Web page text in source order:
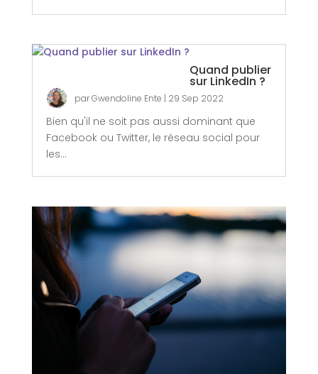
Quand publier
sur LinkedIn ?
parGwendoline Ente 29 Sep 2022
Bien qu'il ne soit pas aussi dominant que
Facebook ou Twitter, le réseau social pour
les...